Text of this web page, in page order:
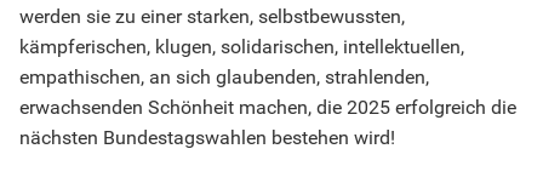
werden sie zu einer starken, selbstbewussten,
kämpferischen, klugen, solidarischen, intellektuellen,
empathischen, an sich glaubenden, strahlenden,
erwachsenden Schönheit machen, die 2025 erfolgreich die
nächsten Bundestagswahlen bestehen wird!